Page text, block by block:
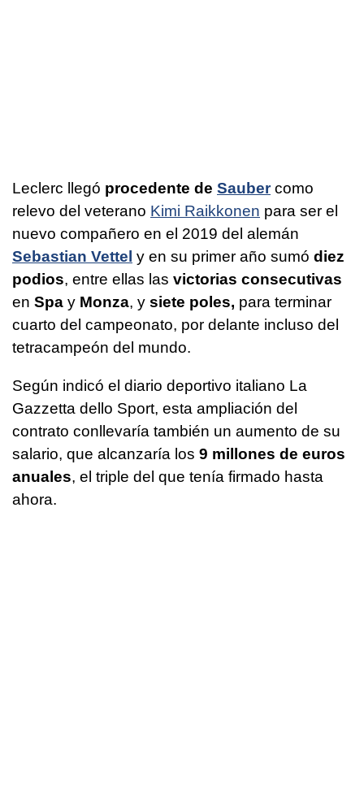
Leclerc llegó procedente de Saubercomo
relevo del veterano Kimi Raikkonen para ser el
nuevo compañero en el 2019 del alemán
Sebastian Vettel y en su primer año sumó diez
podios, entre ellas las victorias consecutivas
en Spa y Monza, y siete poles, para terminar
cuarto del campeonato, por delante incluso del
tetracampeón del mundo.
Según indicó el diario deportivo italiano La
Gazzetta dello Sport, esta ampliación del
contrato conllevaría también un aumento de su
salario, que alcanzaría los 9 millones de euros
anuales, el triple del que tenía firmado hasta
ahora.